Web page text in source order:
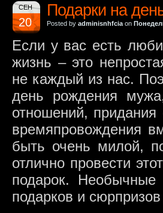
СЕН
20
Подарки на
Posted by adminisnhfcia on
Если у вас есть
жизнь – это
не каждый из нас.
день рождения
отношений, придания
времяпровождения
быть очень милой,
отлично провести
подарок.
подарков и